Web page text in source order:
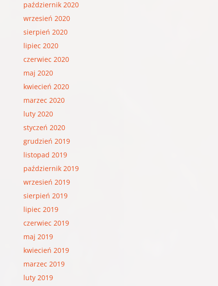
październik 2020
wrzesień 2020
sierpień 2020
lipiec 2020
czerwiec 2020
maj 2020
kwiecień 2020
marzec 2020
luty 2020
styczeń 2020
grudzień 2019
listopad 2019
październik 2019
wrzesień 2019
sierpień 2019
lipiec 2019
czerwiec 2019
maj 2019
kwiecień 2019
marzec 2019
luty 2019